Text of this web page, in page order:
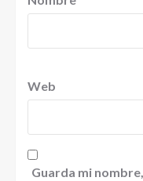
Web
Guarda mi